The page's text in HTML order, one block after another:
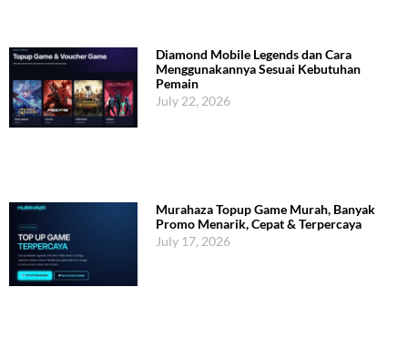
Diamond Mobile Legends dan Cara
Menggunakannya Sesuai Kebutuhan
Pemain
July 22, 2026
Murahaza Topup Game Murah, Banyak
Promo Menarik, Cepat & Terpercaya
July 17, 2026